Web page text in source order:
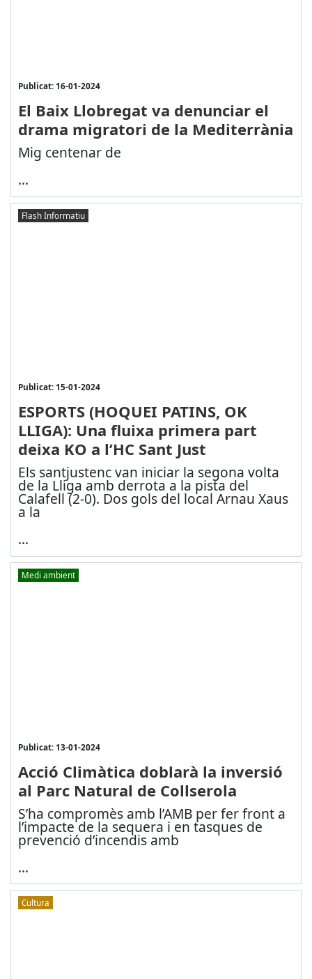
Publicat: 16-01-2024
El Baix Llobregat va denunciar el
drama migratori de la Mediterrània
Mig centenar de
...
Flash Informatiu
Publicat: 15-01-2024
ESPORTS (HOQUEI PATINS, OK
LLIGA): Una fluixa primera part
deixa KO a l’HC Sant Just
Els santjustenc van iniciar la segona volta
de la Lliga amb derrota a la pista del
Calafell (2-0). Dos gols del local Arnau Xaus
a la
...
Medi ambient
Publicat: 13-01-2024
Acció Climàtica doblarà la inversió
al Parc Natural de Collserola
S’ha compromès amb l’AMB per fer front a
l’impacte de la sequera i en tasques de
prevenció d’incendis amb
...
Cultura